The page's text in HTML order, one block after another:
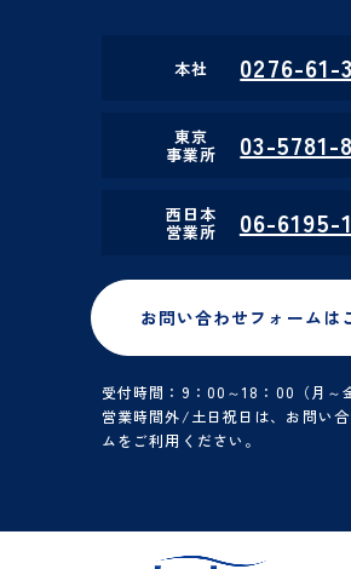
本社 0276-61-
東京
事業所 03-5781-
西日本
営業所 06-6195-
お問い合わせフォームは
受付時間：9：00～18：00（月～
営業時間外/土日祝日は、お問い
ムをご利用ください。